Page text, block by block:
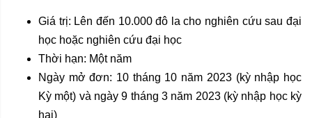
Giá trị: Lên đến 10.000 đô la cho nghiên cứu sau đại
học hoặc nghiên cứu đại học
Thời hạn: Một năm
Ngày mở đơn: 10 tháng 10 năm 2023 (kỳ nhập học
Kỳ một) và ngày 9 tháng 3 năm 2023 (kỳ nhập học kỳ
hai)